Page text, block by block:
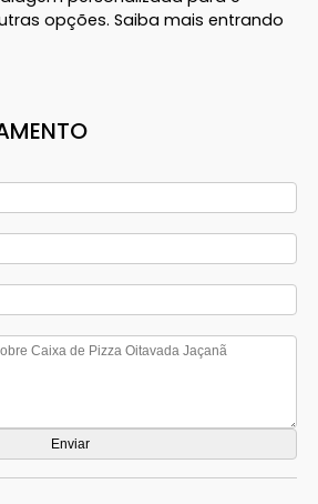
opções. Saiba mais entrando